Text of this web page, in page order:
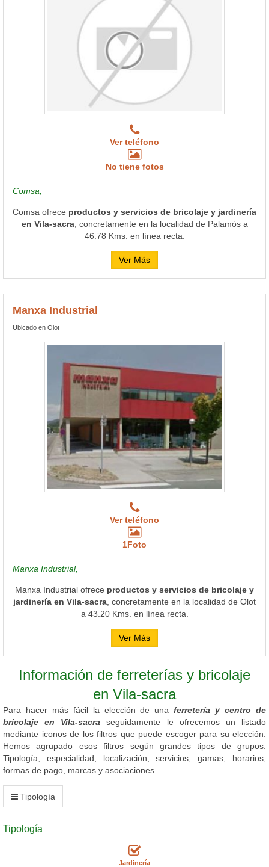
Ver teléfono
No tiene fotos
Comsa,
Comsa ofrece productos y servicios de bricolaje y jardinería
en Vila-sacra, concretamente en la localidad de Palamós a
46.78 Kms. en línea recta.
Ver Más
Manxa Industrial
Ubicado en Olot
Ver teléfono
1Foto
Manxa Industrial,
Manxa Industrial ofrece productos y servicios de bricolaje y
jardinería en Vila-sacra , concretamente en la localidad de Olot
a 43.20 Kms. en línea recta.
Ver Más
Información de ferreterías y bricolaje
en Vila-sacra
Para hacer más fácil la elección de unaferretería y centro de
bricolaje en Vila-sacra seguidamente le ofrecemos un listado
mediante iconos de los filtros que puede escoger para su elección.
Hemos agrupado esos filtros según grandes tipos de grupos:
Tipología, especialidad, localización, servicios, gamas, horarios,
formas de pago, marcas y asociaciones.
Tipología
Tipología
Jardinería